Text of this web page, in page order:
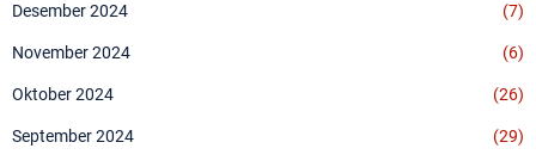
Desember 2024 (7)
November 2024 (6)
Oktober 2024 (26)
September 2024 (29)